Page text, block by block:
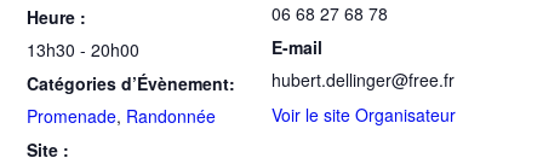
Heure :
13h30 - 20h00
Catégories d’Évènement:
Promenade, Randonnée
Site :
06 68 27 68 78
E-mail
hubert.dellinger@free.fr
Voir le site Organisateur